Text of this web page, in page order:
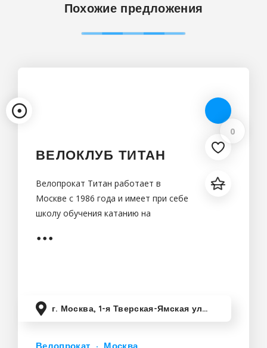
Похожие предложения
0
ВЕЛОКЛУБ ТИТАН
Велопрокат Титан работает в
Москве с 1986 года и имеет при себе
школу обучения катанию на
г. Москва, 1-я Тверская-Ямская улица, 11